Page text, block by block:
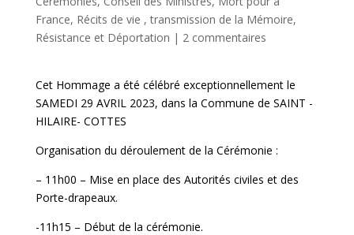
France, Récits de vie , transmission de la Mémoire,
Résistance et Déportation | 2 commentaires
Cet Hommage a été célébré exceptionnellement le
SAMEDI 29 AVRIL 2023, dans la Commune de SAINT -
HILAIRE- COTTES
Organisation du déroulement de la Cérémonie :
– 11h00 – Mise en place des Autorités civiles et des
Porte-drapeaux.
-11h15 – Début de la cérémonie.